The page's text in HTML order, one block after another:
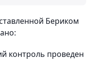
Бериком
контроль проведен